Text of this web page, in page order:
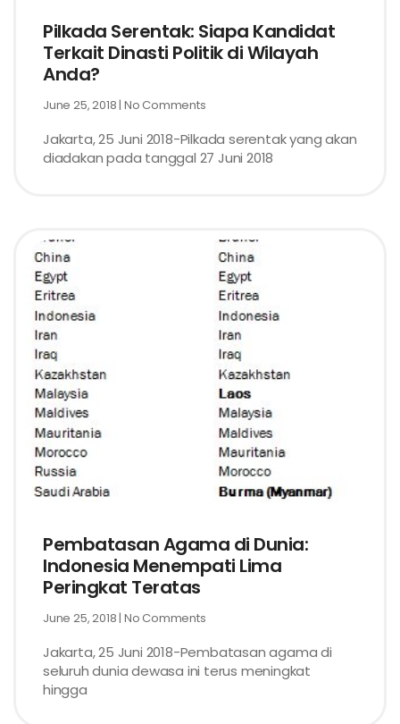
Pilkada Serentak: Siapa Kandidat
Terkait Dinasti Politik di Wilayah
Anda?
June 25, 2018 No Comments
Jakarta, 25 Juni 2018-Pilkada serentak yang akan
diadakan pada tanggal 27 Juni 2018
Pembatasan Agama di Dunia:
Indonesia Menempati Lima
Peringkat Teratas
June 25, 2018 No Comments
Jakarta, 25 Juni 2018-Pembatasan agama di
seluruh dunia dewasa ini terus meningkat
hingga